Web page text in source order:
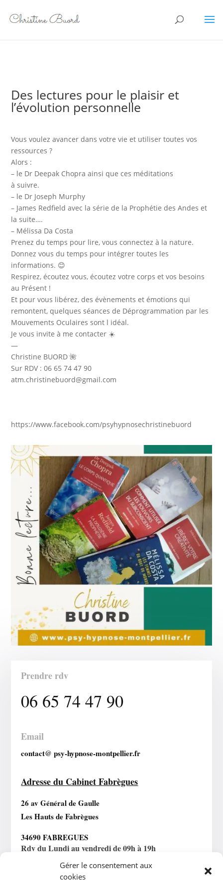
Gérer le consentement aux
cookies
Des lectures pour le plaisir et
l’évolution personnelle
Vous voulez avancer dans votre vie et utiliser toutes vos
ressources ?
Alors :
– le Dr Deepak Chopra ainsi que ces méditations
à suivre.
– le Dr Joseph Murphy
– James Redfield avec la série de la Prophétie des Andes et
la suite….
– Mélissa Da Costa
Prenez du temps pour lire, vous connectez à la nature.
Donnez vous du temps pour intégrer toutes les
informations. 😊
Respirez, écoutez vous, écoutez votre corps et vos besoins
au Présent !
Et pour vous libérez, des évènements et émotions qui
remontent, quelques séances de Déprogrammation par les
Mouvements Oculaires sont l idéal.
Je vous invite à me contacter ☀️
—
Christine BUORD 🌺
Sur RDV : 06 65 74 47 90
atm.christinebuord@gmail.com
https://www.facebook.com/psyhypnosechristinebuord
Prendre rdv
06 65 74 47 90
Email
contact@ psy-hypnose-montpellier.fr
Adresse du Cabinet Fabrègues
26 av Général de Gaulle
Les Hauts de Fabrègues
34690 FABREGUES
Rdv du Lundi au vendredi de 09h à 19h
Horaires Téléconsultation